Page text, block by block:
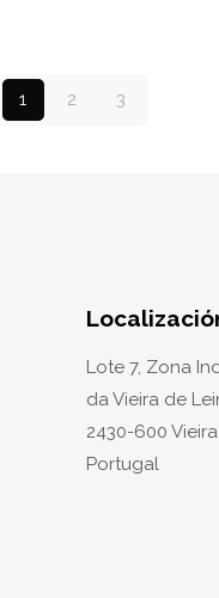
1 2 3
Lote 7, Zona
da Vieira de
2430-600
Portugal